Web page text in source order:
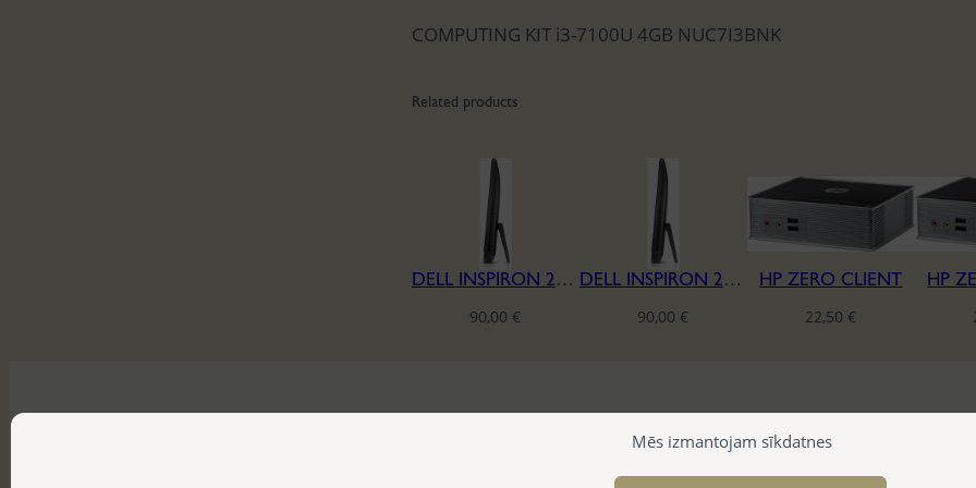
Mēs izmantojam sīkdatnes
COMPUTING KIT i3-7100U 4GB NUC7I3BNK
Related products
DELL INSPIRON 24 3459 SERIES A10 I5-6500 4/240
90,00€
DELL INSPIRON 24 3459 SERIES A10 I5-6500 4/240
90,00€
HP ZERO CLIENT
22,50€
HP